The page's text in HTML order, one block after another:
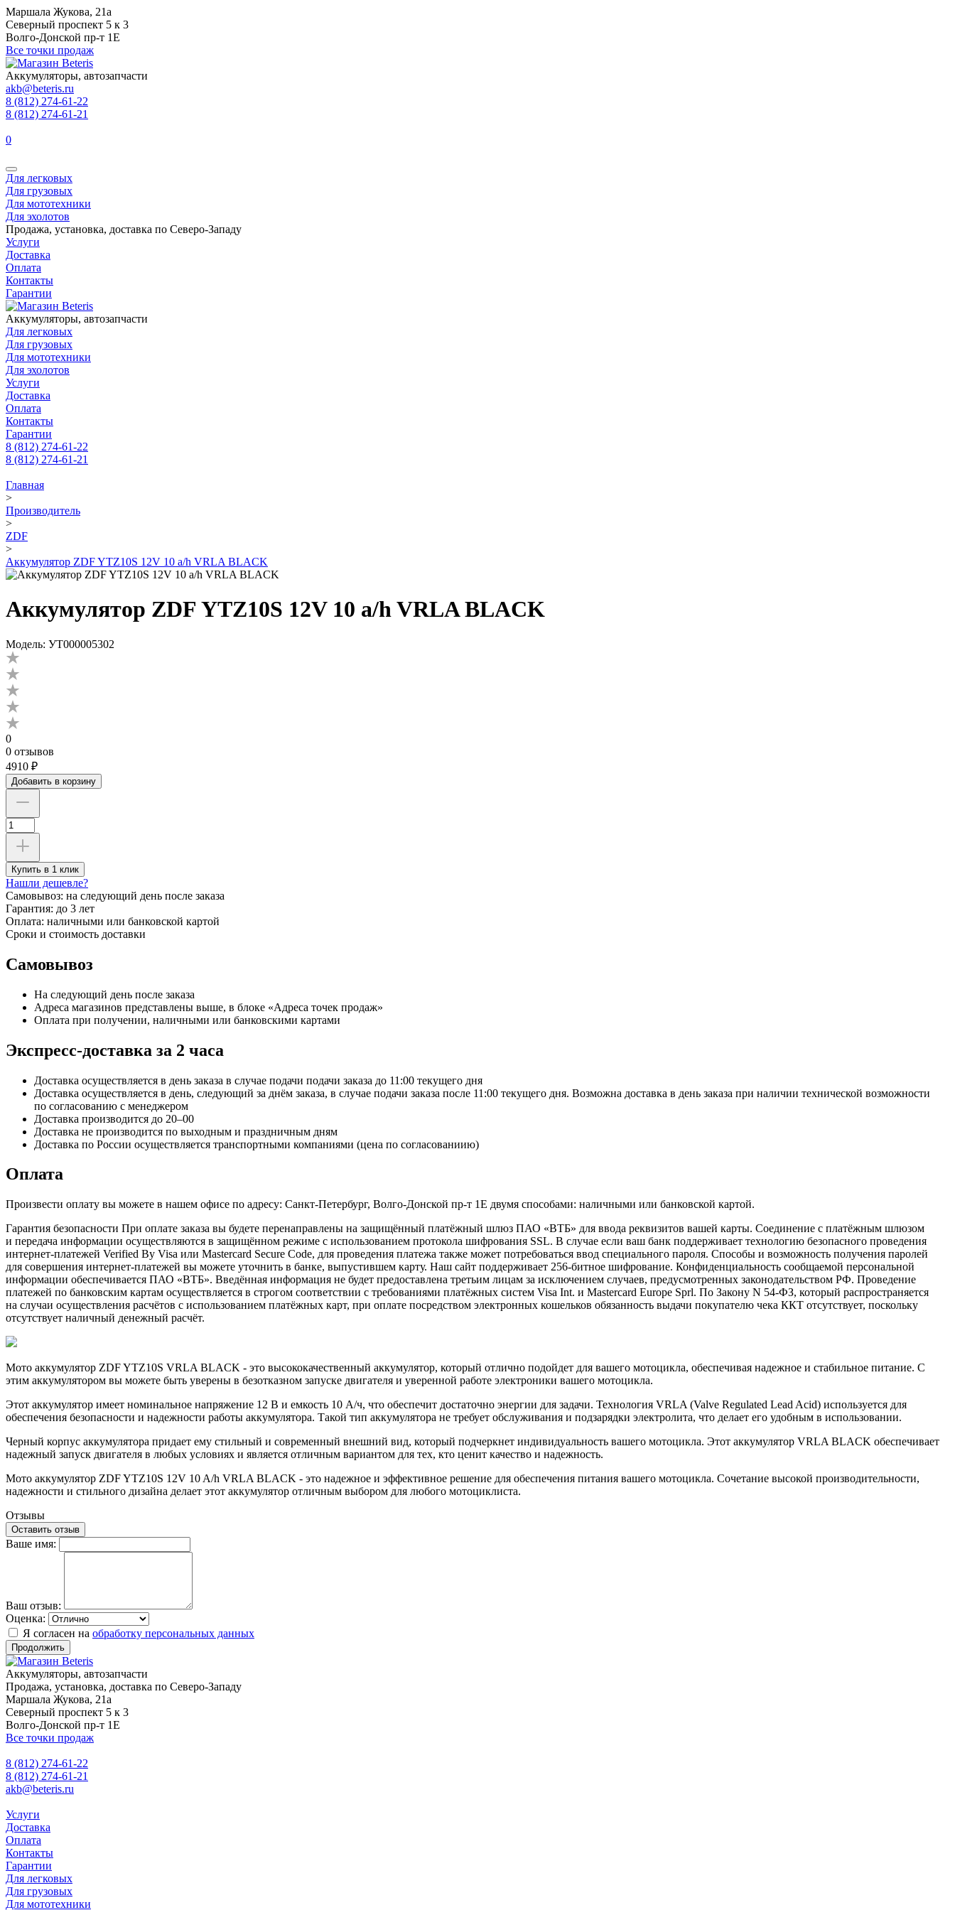
Маршала Жукова, 21а
Северный проспект 5 к 3
Волго-Донской пр-т 1Е
Все точки продаж
Аккумуляторы, автозапчасти
akb@beteris.ru
8 (812) 274-61-22
8 (812) 274-61-21
0
Для легковых
Для грузовых
Для мототехники
Для эхолотов
Продажа, установка, доставка по Северо-Западу
Услуги
Доставка
Оплата
Контакты
Гарантии
Аккумуляторы, автозапчасти
Для легковых
Для грузовых
Для мототехники
Для эхолотов
Услуги
Доставка
Оплата
Контакты
Гарантии
8 (812) 274-61-22
8 (812) 274-61-21
Главная
>
Производитель
>
ZDF
>
Аккумулятор ZDF YTZ10S 12V 10 a/h VRLA BLACK
Аккумулятор ZDF YTZ10S 12V 10 a/h VRLA BLACK
Модель: УТ000005302
0
0 отзывов
4910 ₽
Добавить в корзину
Купить в 1 клик
Нашли дешевле?
Самовывоз: на следующий день после заказа
Гарантия: до 3 лет
Оплата: наличными или банковской картой
Сроки и стоимость доставки
Самовывоз
На следующий день после заказа
Адреса магазинов представлены выше, в блоке «Адреса точек продаж»
Оплата при получении, наличными или банковскими картами
Экспресс-доставка за 2 часa
Доставка осуществляется в день заказа в случае подачи подачи заказа до 11:00 текущего дня
Доставка осуществляется в день, следующий за днём заказа, в случае подачи заказа после 11:00 текущего дня. Возможна доставка в день заказа при наличии технической возможности
по согласованию с менеджером
Доставка производится до 20–00
Доставка не производится по выходным и праздничным дням
Доставка по России осуществляется транспортными компаниями (цена по согласованиию)
Оплата
Произвести оплату вы можете в нашем офисе по адресу: Санкт-Петербург, Волго-Донской пр-т 1Е двумя способами: наличными или банковской картой.
Гарантия безопасности При оплате заказа вы будете перенаправлены на защищённый платёжный шлюз ПАО «ВТБ» для ввода реквизитов вашей карты. Соединение с платёжным шлюзом
и передача информации осуществляются в защищённом режиме с использованием протокола шифрования SSL. В случае если ваш банк поддерживает технологию безопасного проведения
интернет-платежей Verified By Visa или Mastercard Secure Code, для проведения платежа также может потребоваться ввод специального пароля. Способы и возможность получения паролей
для совершения интернет-платежей вы можете уточнить в банке, выпустившем карту. Наш сайт поддерживает 256-битное шифрование. Конфиденциальность сообщаемой персональной
информации обеспечивается ПАО «ВТБ». Введённая информация не будет предоставлена третьим лицам за исключением случаев, предусмотренных законодательством РФ. Проведение
платежей по банковским картам осуществляется в строгом соответствии с требованиями платёжных систем Visa Int. и Mastercard Europe Sprl. По Закону N 54-ФЗ, который распространяется
на случаи осуществления расчётов с использованием платёжных карт, при оплате посредством электронных кошельков обязанность выдачи покупателю чека ККТ отсутствует, поскольку
отсутствует наличный денежный расчёт.
Мото аккумулятор ZDF YTZ10S VRLA BLACK - это высококачественный аккумулятор, который отлично подойдет для вашего мотоцикла, обеспечивая надежное и стабильное питание. С
этим аккумулятором вы можете быть уверены в безотказном запуске двигателя и уверенной работе электроники вашего мотоцикла.
Этот аккумулятор имеет номинальное напряжение 12 В и емкость 10 A/ч, что обеспечит достаточно энергии для задачи. Технология VRLA (Valve Regulated Lead Acid) используется для
обеспечения безопасности и надежности работы аккумулятора. Такой тип аккумулятора не требует обслуживания и подзарядки электролита, что делает его удобным в использовании.
Черный корпус аккумулятора придает ему стильный и современный внешний вид, который подчеркнет индивидуальность вашего мотоцикла. Этот аккумулятор VRLA BLACK обеспечивает
надежный запуск двигателя в любых условиях и является отличным вариантом для тех, кто ценит качество и надежность.
Мото аккумулятор ZDF YTZ10S 12V 10 A/h VRLA BLACK - это надежное и эффективное решение для обеспечения питания вашего мотоцикла. Сочетание высокой производительности,
надежности и стильного дизайна делает этот аккумулятор отличным выбором для любого мотоциклиста.
Отзывы
Оставить отзыв
Ваше имя:
Ваш отзыв:
Оценка:
Я согласен на обработку персональных данных
Продолжить
Аккумуляторы, автозапчасти
Продажа, установка, доставка по Северо-Западу
Маршала Жукова, 21а
Северный проспект 5 к 3
Волго-Донской пр-т 1Е
Все точки продаж
8 (812) 274-61-22
8 (812) 274-61-21
akb@beteris.ru
Услуги
Доставка
Оплата
Контакты
Гарантии
Для легковых
Для грузовых
Для мототехники